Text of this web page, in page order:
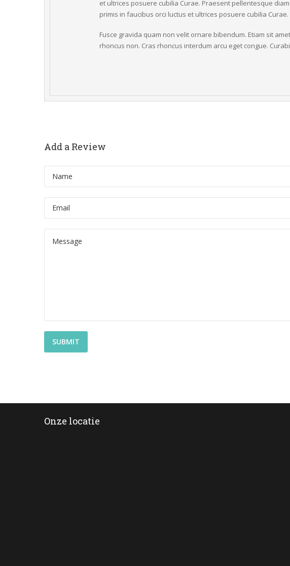
et ultrices posuere cubilia Curae. Praesent pellentesque
primis in faucibus orci luctus et ultrices posuere cubilia Curae.
Fusce gravida quam non velit ornare bibendum. Etiam sit
rhoncus non. Cras rhoncus interdum arcu eget congue.
Add a Review
Onze locatie